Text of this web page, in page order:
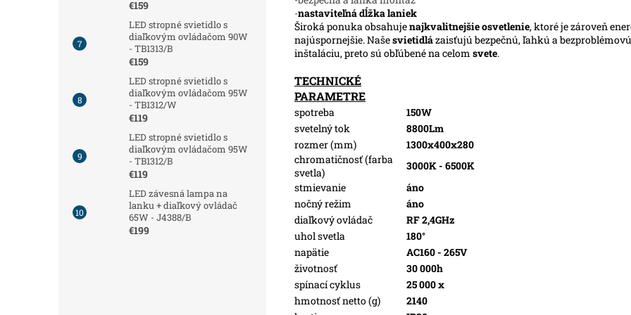
€159
LED stropné svietidlo s
diaľkovým ovládačom 90W
- TB1313/B
€159
LED stropné svietidlo s
diaľkovým ovládačom 95W
- TB1312/W
€119
LED stropné svietidlo s
diaľkovým ovládačom 95W
- TB1312/B
€119
LED závesná lampa na
lanku + diaľkový ovládač
65W - J4388/B
€199
-nastaviteľná dĺžka laniek
Široká ponuka obsahujenajkvalitnejšie osvetlenie, ktoré je zároveň
najúspornejšie. Našesvietidlázaisťujú bezpečnú, ľahkú a bezproblémovú
inštaláciu, preto sú obľúbené na celom svete.
TECHNICKÉ
PARAMETRE
spotreba
150W
svetelný tok
8800Lm
rozmer (mm)
1300x400x280
chromatičnosť (farba
svetla)
3000K - 6500K
stmievanie
áno
nočný režim
áno
diaľkový ovládač
RF 2,4GHz
uhol svetla
180°
napätie
AC160 - 265V
životnosť
30 000h
spínací cyklus
25 000 x
hmotnosť netto (g)
2140